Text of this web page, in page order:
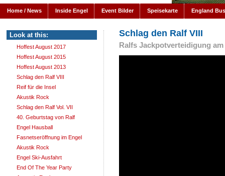
Home / News Inside Engel Event Bilder Speisekarte England Bus
Look at this:
Hoffest August 2017
Hoffest August 2015
Hoffest August 2013
Schlag den Ralf VIII
Reif für die Insel
Akustik Rock
Schlag den Ralf Vol. VII
40. Geburtstag von Ralf
Engel Hausball
Fasnetseröffnung im Engel
Akustik Rock
Engel Ski-Ausfahrt
End Of The Year Party
Schlag den Ralf VIII
Ralfs Jackpotverteidigung am